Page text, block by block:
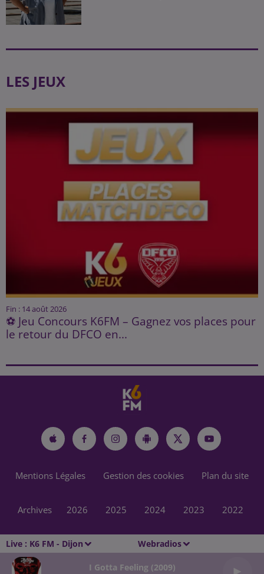
Live : K6 FM - Dijon Webradios
I Gotta Feeling (2009)
LES JEUX
Fin : 14 août 2026
⚽ Jeu Concours K6FM – Gagnez vos places pour
le retour du DFCO en...
Mentions Légales Gestion des cookies Plan du site
Archives 2026 2025 2024 2023 2022